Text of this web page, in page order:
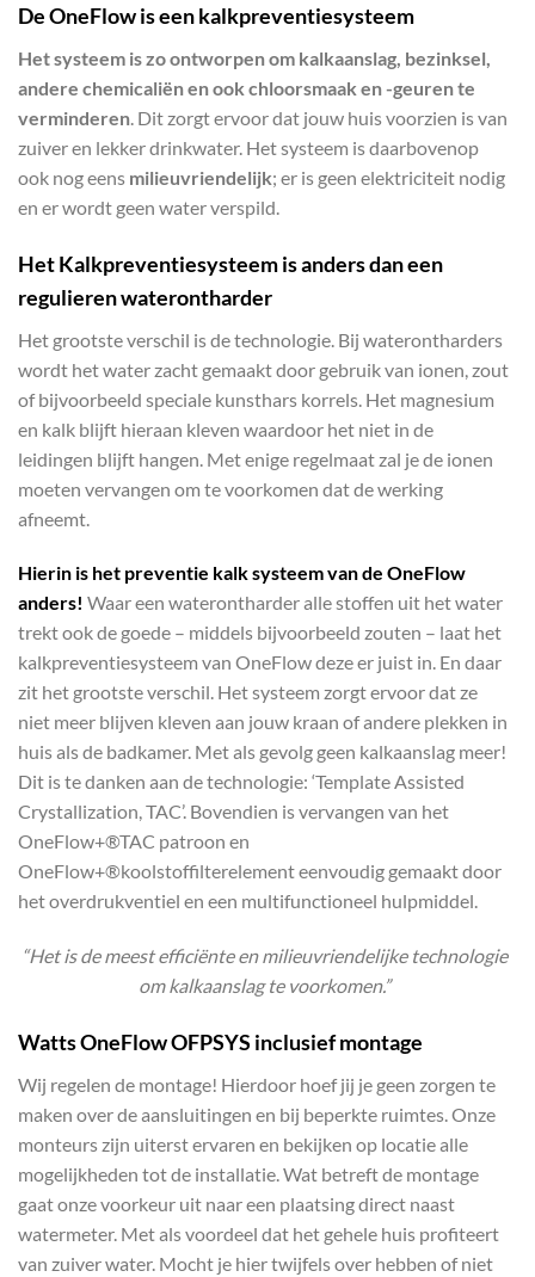
De OneFlow is een kalkpreventiesysteem
Het systeem is zo ontworpen om kalkaanslag, bezinksel,
andere chemicaliën en ook chloorsmaak en -geuren te
verminderen. Dit zorgt ervoor dat jouw huis voorzien is van
zuiver en lekker drinkwater. Het systeem is daarbovenop
ook nog eens milieuvriendelijk; er is geen elektriciteit nodig
en er wordt geen water verspild.
Het Kalkpreventiesysteem is anders dan een
regulieren waterontharder
Het grootste verschil is de technologie. Bij waterontharders
wordt het water zacht gemaakt door gebruik van ionen, zout
of bijvoorbeeld speciale kunsthars korrels. Het magnesium
en kalk blijft hieraan kleven waardoor het niet in de
leidingen blijft hangen. Met enige regelmaat zal je de ionen
moeten vervangen om te voorkomen dat de werking
afneemt.
Hierin is het preventie kalk systeem van de OneFlow
anders! Waar een waterontharder alle stoffen uit het water
trekt ook de goede – middels bijvoorbeeld zouten – laat het
kalkpreventiesysteem van OneFlow deze er juist in. En daar
zit het grootste verschil. Het systeem zorgt ervoor dat ze
niet meer blijven kleven aan jouw kraan of andere plekken in
huis als de badkamer. Met als gevolg geen kalkaanslag meer!
Dit is te danken aan de technologie: ‘Template Assisted
Crystallization, TAC’. Bovendien is vervangen van het
OneFlow+®TAC patroon en
OneFlow+®koolstoffilterelement eenvoudig gemaakt door
het overdrukventiel en een multifunctioneel hulpmiddel.
“Het is de meest efficiënte en milieuvriendelijke technologie
om kalkaanslag te voorkomen.”
Watts OneFlow OFPSYS inclusief montage
Wij regelen de montage! Hierdoor hoef jij je geen zorgen te
maken over de aansluitingen en bij beperkte ruimtes. Onze
monteurs zijn uiterst ervaren en bekijken op locatie alle
mogelijkheden tot de installatie. Wat betreft de montage
gaat onze voorkeur uit naar een plaatsing direct naast
watermeter. Met als voordeel dat het gehele huis profiteert
van zuiver water. Mocht je hier twijfels over hebben of niet